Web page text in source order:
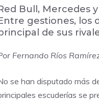
Bull, Mercedes
gestiones, los
de sus
Fernando Ríos
se han disputado más
escuderías se